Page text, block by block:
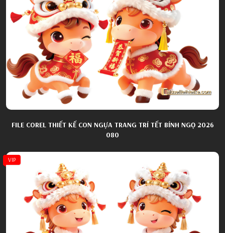
FILE COREL THIẾT KẾ CON NGỰA TRANG TRÍ TẾT BÍNH NGỌ 2026
080
VIP